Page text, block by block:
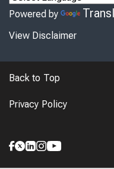
Powered by
View Disclaimer
Back to Top
Privacy Policy